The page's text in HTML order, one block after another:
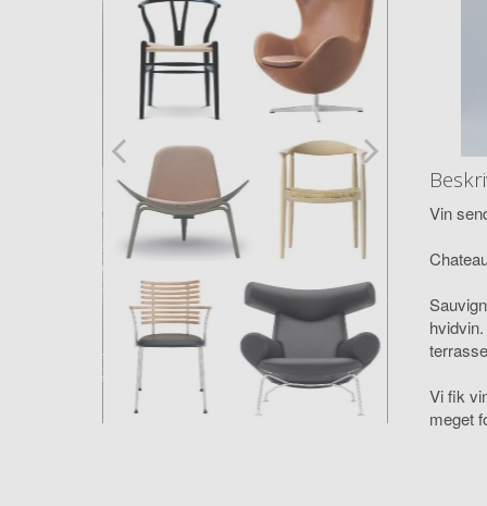
Vin
Vi fik
meget